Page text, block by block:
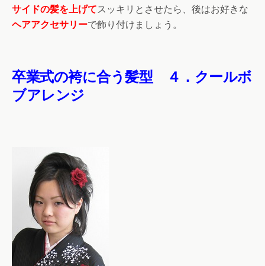
サイドの髪を上げてスッキリとさせたら、後はお好きな
ヘアアクセサリーで飾り付けましょう。
卒業式の袴に合う髪型 ４．クールボ
ブアレンジ